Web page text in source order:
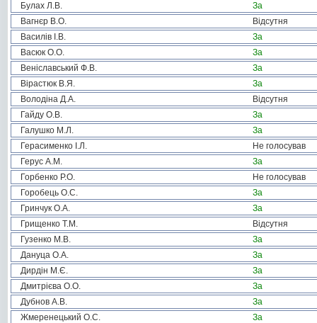
Булах Л.В.
За
Вагнєр В.О.
Відсутня
Василів І.В.
За
Васюк О.О.
За
Веніславський Ф.В.
За
Вірастюк В.Я.
За
Володіна Д.А.
Відсутня
Гайду О.В.
За
Галушко М.Л.
За
Герасименко І.Л.
Не голосував
Герус А.М.
За
Горбенко Р.О.
Не голосував
Горобець О.С.
За
Гринчук О.А.
За
Грищенко Т.М.
Відсутня
Гузенко М.В.
За
Дануца О.А.
За
Дирдін М.Є.
За
Дмитрієва О.О.
За
Дубнов А.В.
За
Жмеренецький О.С.
За